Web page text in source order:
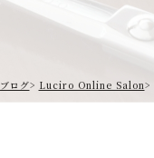
ブログ Luciro Online Salon